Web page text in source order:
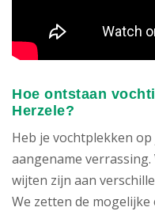
Hoe ontstaan
Herzele?
Heb je vochtplekken
aangename
wijten zijn aan
We zetten de